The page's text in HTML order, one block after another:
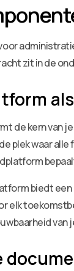
zit in de
de kern van
plek waar
biedt
elk
van